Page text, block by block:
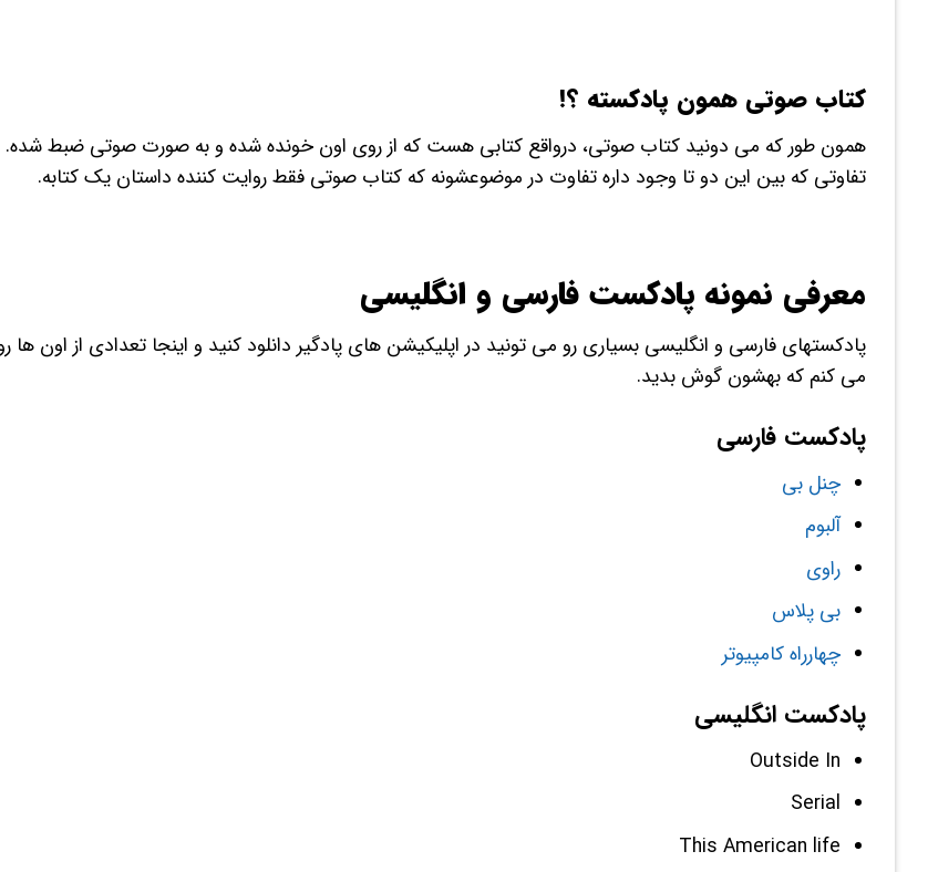
کتاب صوتی همون پادکسته ؟!
همون طور که می دونید کتاب صوتی، درواقع کتابی هست که از روی اون خونده شده و به صورت صوتی ضبط شده.
تفاوتی که بین این دو تا وجود داره تفاوت در موضوعشونه که کتاب صوتی فقط روایت کننده داستان یک کتابه.
معرفی نمونه پادکست فارسی و انگلیسی
پادکستهای فارسی و انگلیسی بسیاری رو می تونید در اپلیکیشن های پادگیر دانلود کنید و اینجا تعدادی از اون ها
می کنم که بهشون گوش بدید.
پادکست فارسی
چنل بی
آلبوم
راوی
بی پلاس
چهارراه کامپیوتر
پادکست انگلیسی
Outside In
Serial
This American life